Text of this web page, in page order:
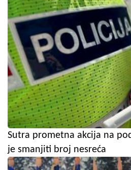
Sutra prometna akcija na
je smanjiti broj nesreća